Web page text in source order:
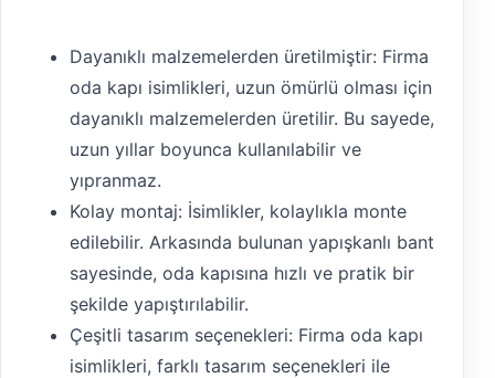
Dayanıklı malzemelerden üretilmiştir: Firma
oda kapı isimlikleri, uzun ömürlü olması için
dayanıklı malzemelerden üretilir. Bu sayede,
uzun yıllar boyunca kullanılabilir ve
yıpranmaz.
Kolay montaj: İsimlikler, kolaylıkla monte
edilebilir. Arkasında bulunan yapışkanlı bant
sayesinde, oda kapısına hızlı ve pratik bir
şekilde yapıştırılabilir.
Çeşitli tasarım seçenekleri: Firma oda kapı
isimlikleri, farklı tasarım seçenekleri ile